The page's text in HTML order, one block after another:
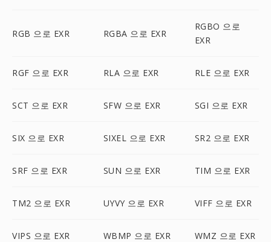
RGB 으로 EXR RGBA 으로 EXR
RGBO 으로
EXR
RGF 으로 EXR RLA 으로 EXR RLE 으로 EXR
SCT 으로 EXR SFW 으로 EXR SGI 으로 EXR
SIX 으로 EXR SIXEL 으로 EXR SR2 으로 EXR
SRF 으로 EXR SUN 으로 EXR TIM 으로 EXR
TM2 으로 EXR UYVY 으로 EXR VIFF 으로 EXR
VIPS 으로 EXR WBMP 으로 EXR WMZ 으로 EXR